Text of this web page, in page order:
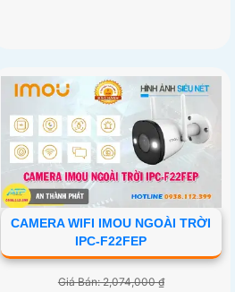
CAMERA WIFI IMOU NGOÀI TRỜI
IPC-F22FEP
Giá Bán: 2,074,000 ₫